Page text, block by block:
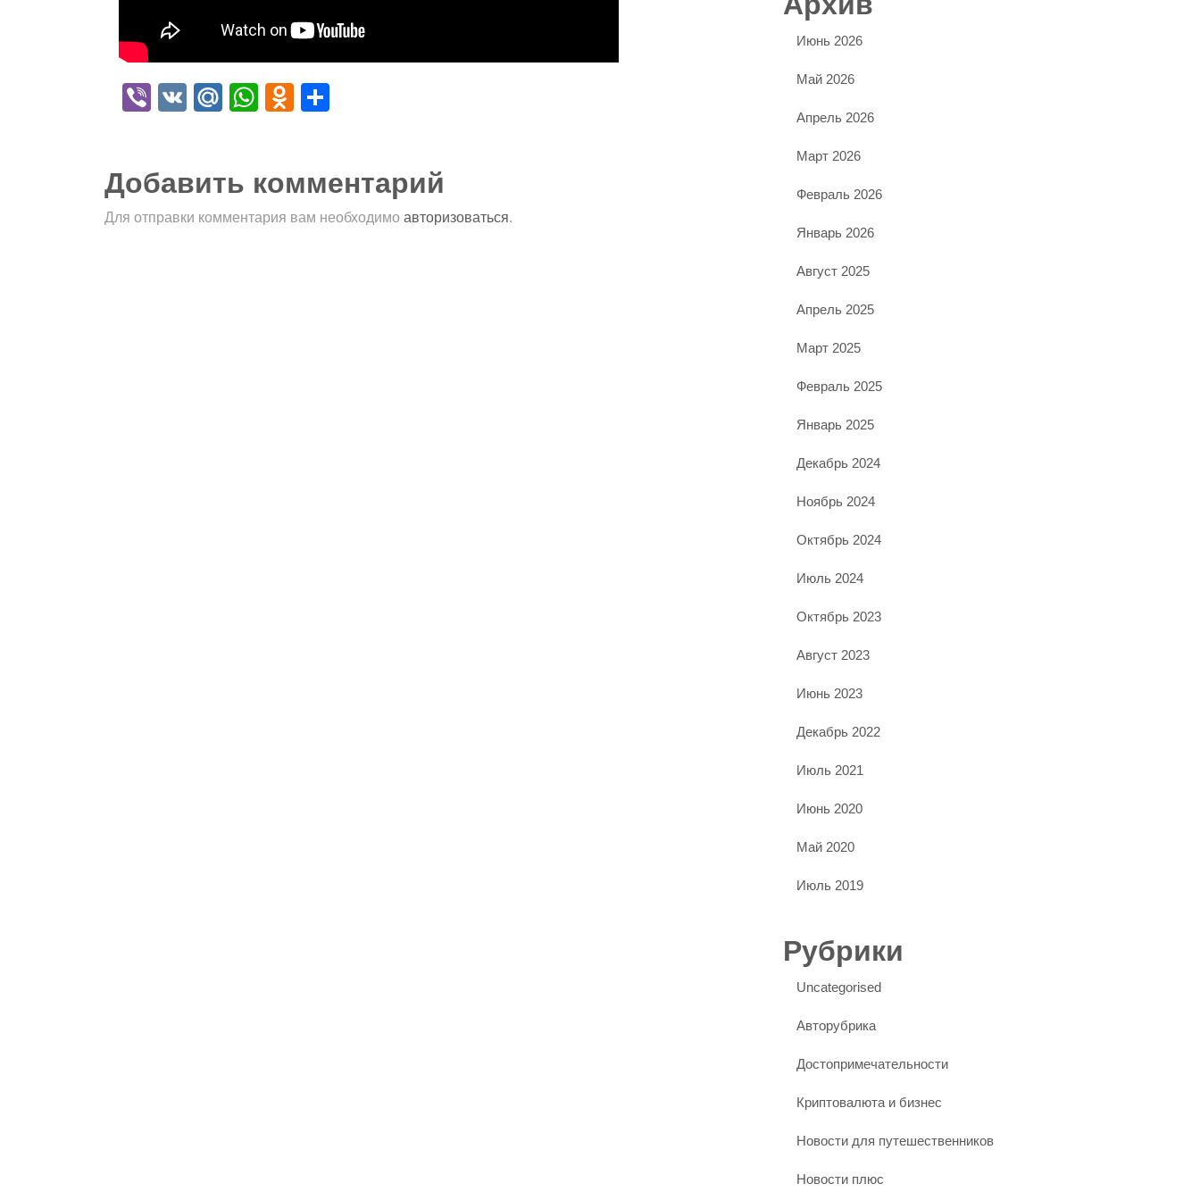
Viber
VK Mail.Ru
WhatsApp
Odnoklassniki
Добавить комментарий
Для отправки комментария вам необходимо авторизоваться.
Июнь 2026
Май 2026
Апрель 2026
Март 2026
Февраль 2026
Январь 2026
Август 2025
Апрель 2025
Март 2025
Февраль 2025
Январь 2025
Декабрь 2024
Ноябрь 2024
Октябрь 2024
Июль 2024
Октябрь 2023
Август 2023
Июнь 2023
Декабрь 2022
Июль 2021
Июнь 2020
Май 2020
Июль 2019
Рубрики
Uncategorised
Авторубрика
Достопримечательности
Криптовалюта и бизнес
Новости для путешественников
Новости плюс